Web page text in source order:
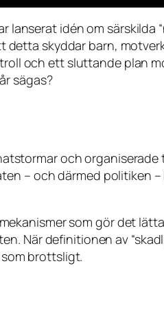
idén om särskilda
skyddar barn,
och ett sluttande plan
sägas?
och organiserade
– och därmed politiken
som gör det
När definitionen av
brottsligt.